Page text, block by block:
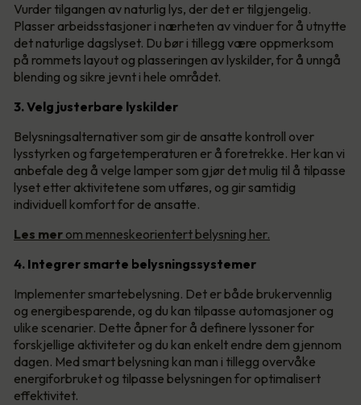
Vurder tilgangen av naturlig lys, der det er tilgjengelig.
Plasser arbeidsstasjoner i nærheten av vinduer for å utnytte
det naturlige dagslyset. Du bør i tillegg være oppmerksom
på rommets layout og plasseringen av lyskilder, for å unngå
blending og sikre jevnt i hele området.
3. Velg justerbare lyskilder
Belysningsalternativer som gir de ansatte kontroll over
lysstyrken og fargetemperaturen er å foretrekke. Her kan vi
anbefale deg å velge lamper som gjør det mulig til å tilpasse
lyset etter aktivitetene som utføres, og gir samtidig
individuell komfort for de ansatte.
Les mer om menneskeorientert belysning her.
4. Integrer smarte belysningssystemer
Implementer smartebelysning. Det er både brukervennlig
og energibesparende, og du kan tilpasse automasjoner og
ulike scenarier. Dette åpner for å definere lyssoner for
forskjellige aktiviteter og du kan enkelt endre dem gjennom
dagen. Med smart belysning kan man i tillegg overvåke
energiforbruket og tilpasse belysningen for optimalisert
effektivitet.